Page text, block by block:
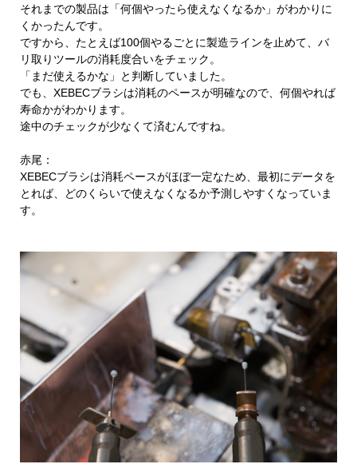
それまでの製品は「何個やったら使えなくなるか」がわかりに
くかったんです。
ですから、たとえば100個やるごとに製造ラインを止めて、バ
リ取りツールの消耗度合いをチェック。
「まだ使えるかな」と判断していました。
でも、XEBECブラシは消耗のペースが明確なので、何個やれば
寿命かがわかります。
途中のチェックが少なくて済むんですね。
赤尾：
XEBECブラシは消耗ペースがほぼ一定なため、最初にデータを
とれば、どのくらいで使えなくなるか予測しやすくなっていま
す。